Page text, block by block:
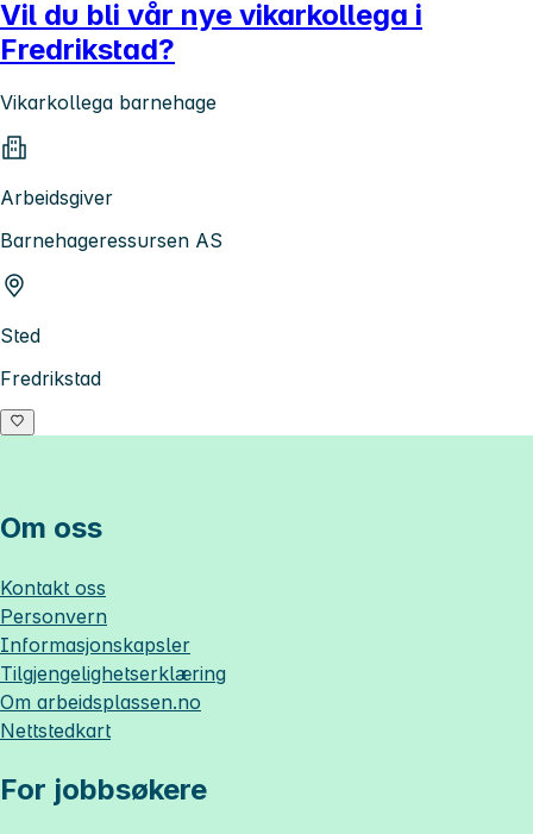
Vil du bli vår nye vikarkollega i
Fredrikstad?
Vikarkollega barnehage
Arbeidsgiver
Barnehageressursen AS
Sted
Fredrikstad
Om oss
Kontakt oss
Personvern
Informasjonskapsler
Tilgjengelighetserklæring
Om arbeidsplassen.no
Nettstedkart
For jobbsøkere